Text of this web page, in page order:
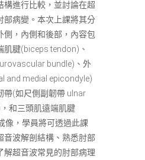
構進行比較，並討論在超
部病變。本次上課將其分
側，內側和後部，內容包
肌腱(biceps tendon)、
bundle)、外
and medial epicondyle)
帶(如尺側副韌帶 ulnar
和三頭肌遠端肌腱
像，學員將可透過此課
音波解剖結構、熟悉肘部
解超音波常見的肘部病理